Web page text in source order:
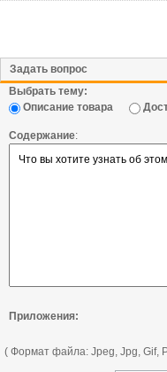
Задать вопрос
Выбрать тему:
Описание товара
Содержание:
Приложения:
( Формат файла: Jpeg, Jpg, Gif,